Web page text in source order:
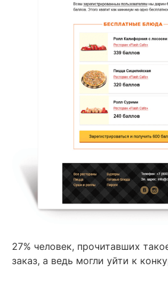
27% человек, прочитавших
заказ, а ведь могли уйти к